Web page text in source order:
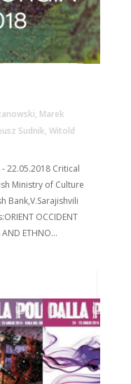
, Marek
Sudnik, Witold
22.05.2018 Critical
Ministry of Culture
Bank,V.Sarajishvili
OCCIDENT
AND ETHNO...